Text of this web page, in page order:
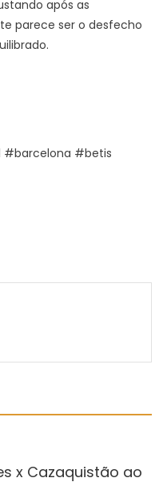
após as
parece ser o desfecho
#barcelona #betis
x Cazaquistão ao